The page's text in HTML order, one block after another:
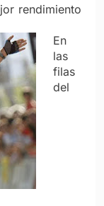
rendimiento
En
las
filas
del